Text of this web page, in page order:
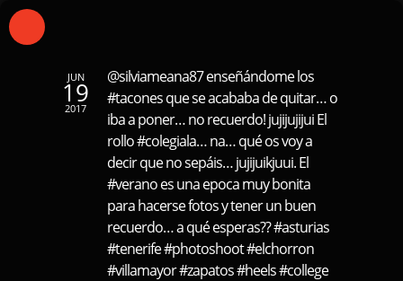
JUN
19
2017
@silviameana87 enseñándome los
#tacones que se acababa de quitar… o
iba a poner… no recuerdo! jujijujijui El
rollo #colegiala… na… qué os voy a
decir que no sepáis… jujijuikjuui. El
#verano es una epoca muy bonita
para hacerse fotos y tener un buen
recuerdo… a qué esperas?? #asturias
#tenerife #photoshoot #elchorron
#villamayor #zapatos #heels #college